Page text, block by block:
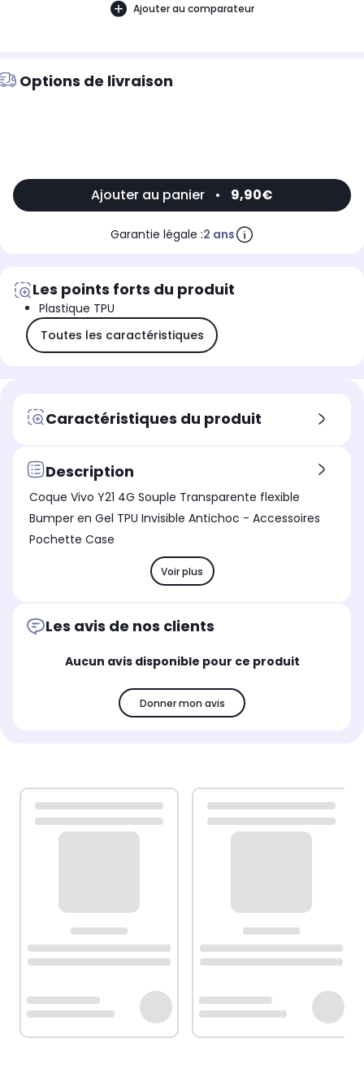
Ajouter au comparateur
Options de livraison
Ajouter au panier • 9,90€
Garantie légale :2 ans
Les points forts du produit
Plastique TPU
Toutes les caractéristiques
Caractéristiques du produit
Description
Coque Vivo Y21 4G Souple Transparente flexible
Bumper en Gel TPU Invisible Antichoc - Accessoires
Pochette Case
Voir plus
Les avis de nos clients
Aucun avis disponible pour ce produit
Donner mon avis